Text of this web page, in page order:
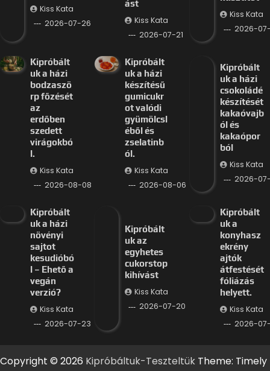
Kiss Kata
2026-07-26
ást
Kiss Kata
2026-07-21
Kiss Kata
2026-
Kipróbált
uk a házi
bodzaszö
rp főzését
az
erdőben
szedett
virágokbó
l.
Kiss Kata
2026-08-08
Kipróbált
uk a házi
készítésű
gumicukr
ot valódi
gyümölcsl
éből és
zselatinb
ól.
Kiss Kata
2026-08-06
Kipróbált
uk a házi
csokoládé
készítését
kakaóvajb
ól és
kakaópor
ból
Kiss Kata
2026-
Kipróbált
uk a házi
növényi
sajtot
kesudióbó
l – Ehető a
vegán
verzió?
Kiss Kata
2026-07-23
Kipróbált
uk az
egyhetes
cukorstop
kihívást
Kiss Kata
2026-07-20
Kipróbált
uk a
konyhasz
ekrény
ajtók
átfestését
fóliázás
helyett.
Kiss Kata
2026-
Copyright © 2026 Kipróbáltuk-Teszteltük Theme: Timely